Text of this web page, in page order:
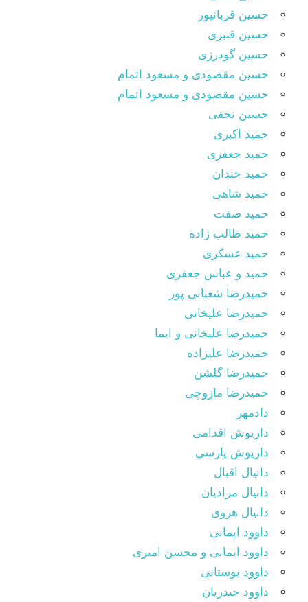
حسین قربانپور
حسین قنبری
حسین گودرزی
حسین مقصودى و مسعود اتمام
حسین مقصودی و مسعود اتمام
حسین نجفی
حمید اکبری
حمید جعفری
حمید خندان
حمید شاهی
حمید صفت
حمید طالب زاده
حمید عسکری
حمید و عباس جعفری
حمیدرضا شعبانی پور
حمیدرضا علیخانی
حمیدرضا علیخانی و ایما
حمیدرضا علیزاده
حمیدرضا گلشن
حمیدرضا مازوچی
دادمهر
داریوش اقدامی
داریوش پارسی
دانیال اقبال
دانیال مرادیان
دانیال هروی
داوود ایمانی
داوود ایمانی و محسن امیری
داوود بوستانی
داوود حیدریان